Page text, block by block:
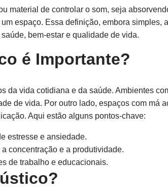
material de controlar o som, seja
espaço. Essa definição, embora simples,
bem-estar e qualidade de vida.
é Importante?
da vida cotidiana e da saúde. Ambientes
de vida. Por outro lado, espaços com má
Aqui estão alguns pontos-chave:
estresse e ansiedade.
concentração e a produtividade.
de trabalho e educacionais.